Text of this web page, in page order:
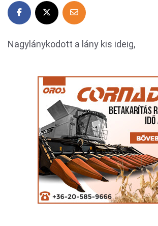
Nagylánykodott a lány kis ideig,